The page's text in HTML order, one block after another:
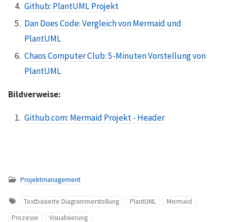
Github: PlantUML Projekt
Dan Does Code: Vergleich von Mermaid und
PlantUML
Chaos Computer Club: 5-Minuten Vorstellung von
PlantUML
Bildverweise:
Github.com: Mermaid Projekt - Header
Projektmanagement
Textbasierte Diagrammerstellung PlantUML
Mermaid
Prozesse
Visualisierung